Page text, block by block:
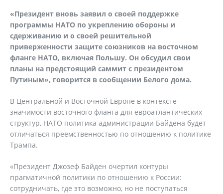
«Президент вновь заявил о своей поддержке
программы НАТО по укреплению обороны и
сдерживанию и о своей решительной
приверженности защите союзников на восточном
фланге НАТО, включая Польшу. Он обсудил свои
планы на предстоящий саммит с президентом
Путиным», говорится в сообщении Белого дома.
В Центральной и Восточной Европе в контексте
значимости восточного фланга для евроатлантических
структур, НАТО политика администрации Байдена будет
отличаться преемственностью по отношению к политике
Трампа.
«Президент Джозеф Байден очертил контуры
прагматичной политики по отношению к России:
сотрудничать, где это возможно, но не поступаться